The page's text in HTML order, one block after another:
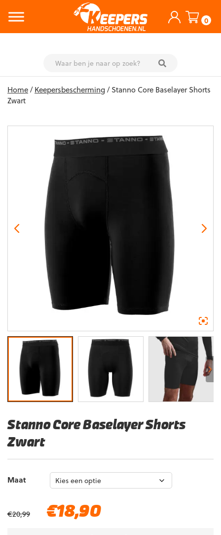
0
content
Home/Keepersbescherming/ Stanno Core Baselayer Shorts
Zwart
Stanno Core Baselayer Shorts
Zwart
Maat
€20,99
Oorspronkelijke
€18,90Huidige